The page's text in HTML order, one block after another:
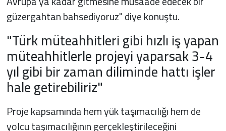
güzergahtan bahsediyoruz" diye konuştu.
"Türk müteahhitleri gibi hızlı iş yapan
müteahhitlerle projeyi yaparsak 3-4
yıl gibi bir zaman diliminde hattı işler
hale getirebiliriz"
Proje kapsamında hem yük taşımacılığı hem de
yolcu taşımacılığının gerçekleştirileceğini